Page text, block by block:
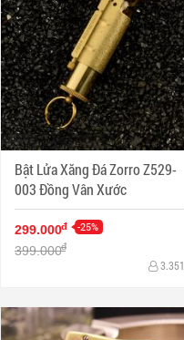
Bật Lửa Xăng Đá Zorro Z529-
003 Đồng Vân Xước
299.000đ -25%
399.000đ
3.351